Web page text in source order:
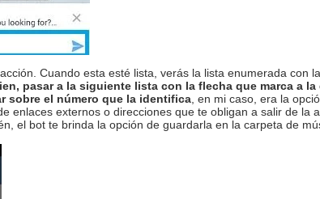
Cuando esta esté lista, verás la lista enumerada con
pasar a la siguiente lista con la flecha que marca a la
sobre el número que la identifica , en mi caso, era la
enlaces externos o direcciones que te obligan a salir de la
el bot te brinda la opción de guardarla en la carpeta de